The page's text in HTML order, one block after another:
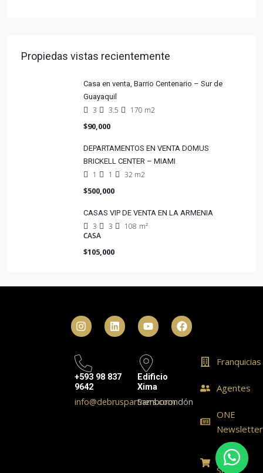
Propiedas vistas recientemente
Casa en venta, Barrio Centenario – Sur de
Guayaquil
3 3.5 170 m2
$90,000
DEPARTAMENTOS EN VENTA DOMUS
BRICKELL CENTER – MIAMI
1 1 32 m2
$500,000
CASAS VIP DE VENTA EN LA ARMENIA
3 3 108 m²
CASA
$105,000
+593 98 837
9642
info@debruspartners.com
Edificio
Xima
Samborondón
Franquicias
Agentes
ONE
Newsletter
ONE
Shop